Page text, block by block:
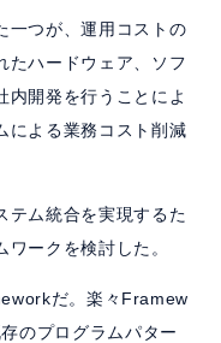
一つが、運用コストの
たハードウェア、ソフ
内開発を行うことによ
による業務コスト削減
テム統合を実現するた
ークを検討した。
だ。楽々Framew
のプログラムパター